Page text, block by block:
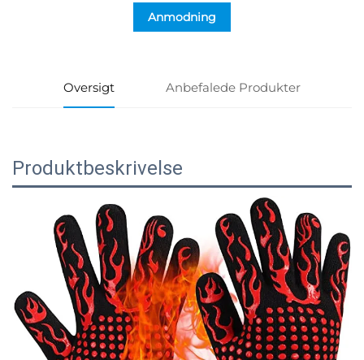
Anmodning
Oversigt Anbefalede Produkter
Produktbeskrivelse